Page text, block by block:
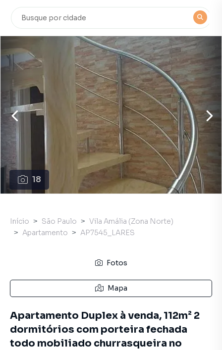
18
Início São Paulo
Vila Amália (Zona Norte)
Apartamento
AP7545_LARES
Fotos
Mapa
Apartamento Duplex à venda, 112m² 2
dormitórios com porteira fechada
todo mobiliado churrasqueira no